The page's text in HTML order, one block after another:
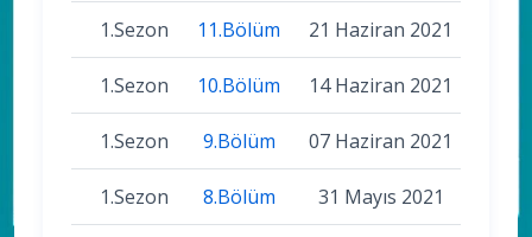
1.Sezon 11.Bölüm 21 Haziran 2021
1.Sezon 10.Bölüm 14 Haziran 2021
1.Sezon 9.Bölüm 07 Haziran 2021
1.Sezon 8.Bölüm 31 Mayıs 2021